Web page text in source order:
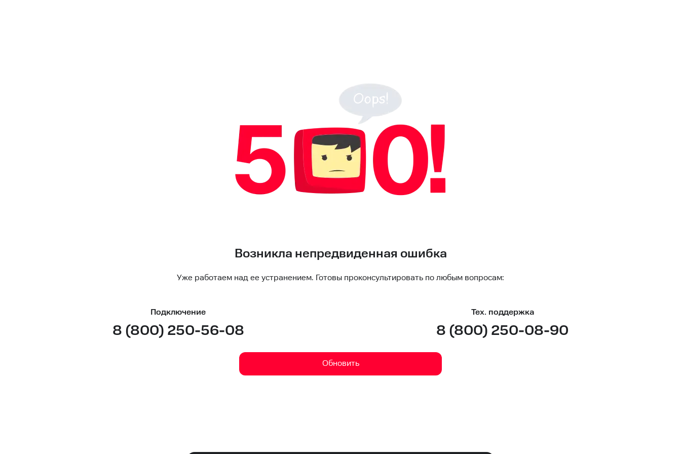
Возникла непредвиденная ошибка
Уже работаем над ее устранением. Готовы проконсультировать по любым вопросам:
Подключение
8 (800) 250-56-08
Тех. поддержка
8 (800) 250-08-90
Обновить